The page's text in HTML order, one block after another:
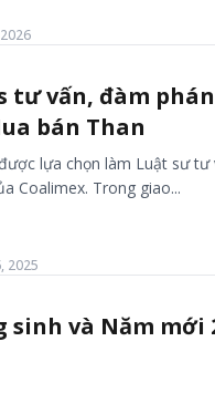
tư vấn, đàm
bán Than
lựa chọn làm Luật sư
Coalimex. Trong giao...
2025
sinh và Năm mới